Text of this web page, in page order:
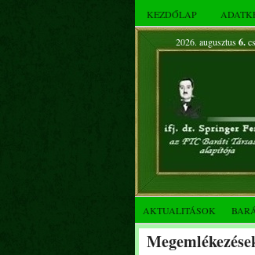
KEZDŐLAP
2026. augusztus 6.
AKTUALITÁSOK